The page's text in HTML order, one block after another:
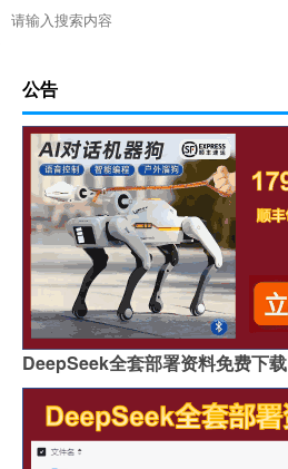
公告
DeepSeek全套部署资料免费下载